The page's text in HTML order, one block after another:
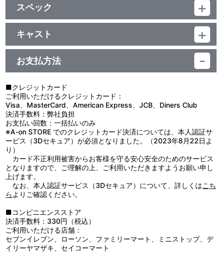
スペック
品番：SRML-1098
キャスト
LINKL PLANET
お支払方法
■クレジットカード
ご利用いただけるクレジットカード：
Visa、MasterCard、American Express、JCB、Diners Club
決済手数料：弊社負担
お支払い回数：一括払いのみ
※A-on STORE でのクレジットカード決済については、本人認証サ
ービス（3Dセキュア）が必須となりました。（2023年8月22日よ
り）
カード不正利用被害からお客様を守る安心安全のためのサービス
となりますので、ご理解の上、ご利用いただきますようお願い申し
上げます。
なお、本人認証サービス（3Dセキュア）について、詳しくはこち
ら よりご確認ください。
■コンビニエンスストア
決済手数料：330円（税込）
ご利用いただける店舗：
セブンイレブン、ローソン、ファミリーマート、ミニストップ、デ
イリーヤマザキ、セイコーマート